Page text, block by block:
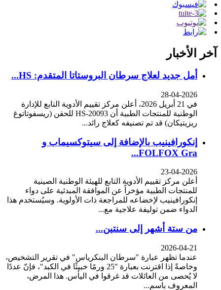
آخر الأخبار
أمل جديد لعلاج سرطان البروستاتا المتقدم: HS...
28-04-2026
في 21 أبريل 2026، أعلن مركز تقييم الأدوية التابع للإدارة
الوطنية للمنتجات الطبية أن HS-20093 للحقن (ريسفوتاتوغ
ريزيتيكان) قد تم تصنيفه كعلاج رائد...
إنكورافينيب بالإضافة إلى سيتوكسيماب و
FOLFOX Gra...
23-04-2026
أعلن مركز تقييم الأدوية التابع للهيئة الوطنية الصينية
للمنتجات الطبية مؤخراً عن الموافقة المبدئية على دواء
إنكورافينيب لإخضاعه للمراجعة ذات الأولوية. وسيُستخدم هذا
الدواء ضمن توليفة علاجية مع...
من ستة أشهر إلى سنتين...
2026-04-21
عندما تظهر عبارة "سرطان البنكرياس" في تقرير التشخيص،
وخاصةً إذا اقترنت بعبارة "25 ورمًا خبيثًا في الكبد"، فإنّ عددًا
لا يُحصى من العائلات قد غرقوا في اليأس. هذا المرض،
المعروف باسم...